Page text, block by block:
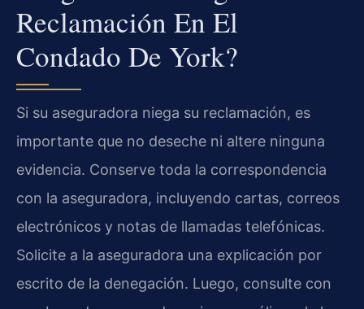
Reclamación En El
Condado De York?
Si su aseguradora niega su reclamación, es
importante que no deseche ni altere ninguna
evidencia. Conserve toda la correspondencia
con la aseguradora, incluyendo cartas, correos
electrónicos y notas de llamadas telefónicas.
Solicite a la aseguradora una explicación por
escrito de la denegación. Luego, consulte con